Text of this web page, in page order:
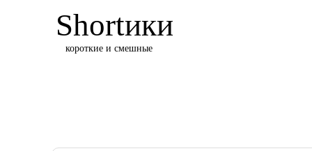
Shortики
короткие и смешные